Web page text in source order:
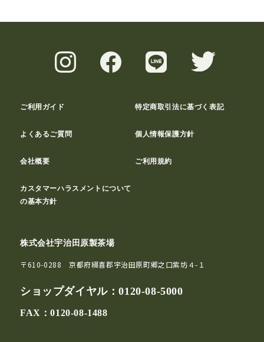
ご利用ガイド 特定商取引法に基づく表記
よくあるご質問 個人情報保護方針
会社概要 ご利用規約
カスタマーハラスメントについて
の基本方針
株式会社宇治田原製茶場
〒610-0288 京都府綴喜郡宇治田原町郷之口紫坊４-１
ショップダイヤル：0120-08-5000
FAX：0120-08-1488